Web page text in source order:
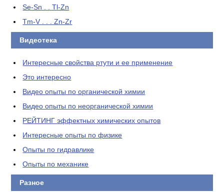
Se-Sn . . Tl-Zn
Tm-V . . . Zn-Zr
Видеотека
Интересные свойства ртути и ее применение
Это интересно
Видео опыты по органической химии
Видео опыты по неорганической химии
РЕЙТИНГ эффектных химических опытов
Интересные опыты по физике
Опыты по гидравлике
Опыты по механике
Разное